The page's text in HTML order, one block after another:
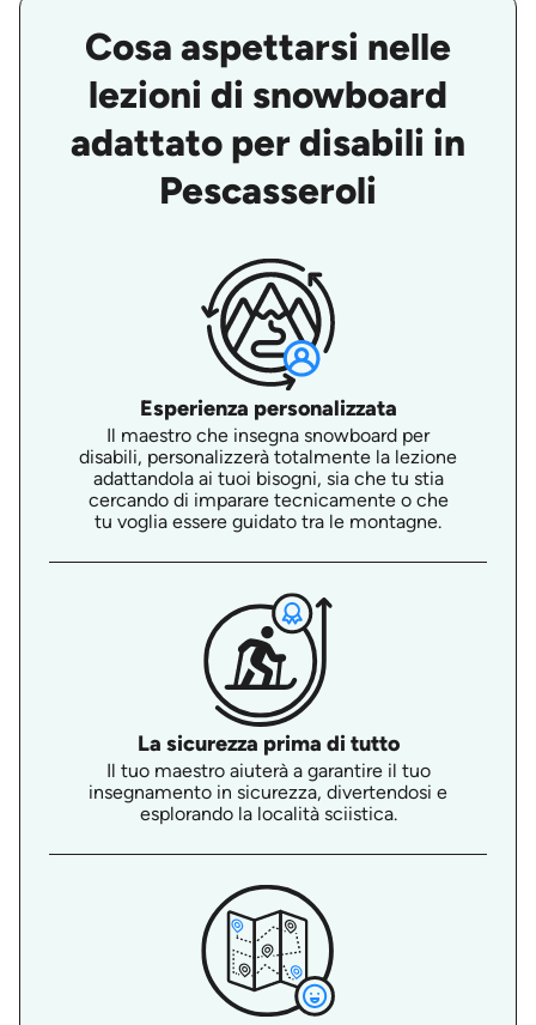
Cosa aspettarsi nelle
lezioni di snowboard
adattato per disabili in
Pescasseroli
Esperienza personalizzata
Il maestro che insegna snowboard per
disabili, personalizzerà totalmente la lezione
adattandola ai tuoi bisogni, sia che tu stia
cercando di imparare tecnicamente o che
tu voglia essere guidato tra le montagne.
La sicurezza prima di tutto
Il tuo maestro aiuterà a garantire il tuo
insegnamento in sicurezza, divertendosi e
esplorando la località sciistica.